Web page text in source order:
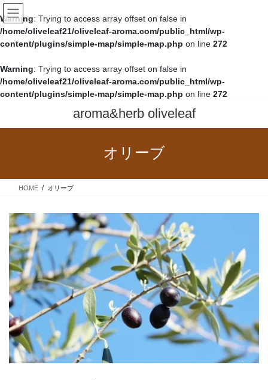
Warning: Trying to access array offset on false in
/home/oliveleaf21/oliveleaf-aroma.com/public_html/wp-
content/plugins/simple-map/simple-map.php on line 272
Warning: Trying to access array offset on false in
/home/oliveleaf21/oliveleaf-aroma.com/public_html/wp-
content/plugins/simple-map/simple-map.php on line 272
テ
ス
ゲ
ン
aroma&herb oliveleaf
オリーブ
HOME オリーブ